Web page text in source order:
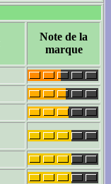
Note de la
marque